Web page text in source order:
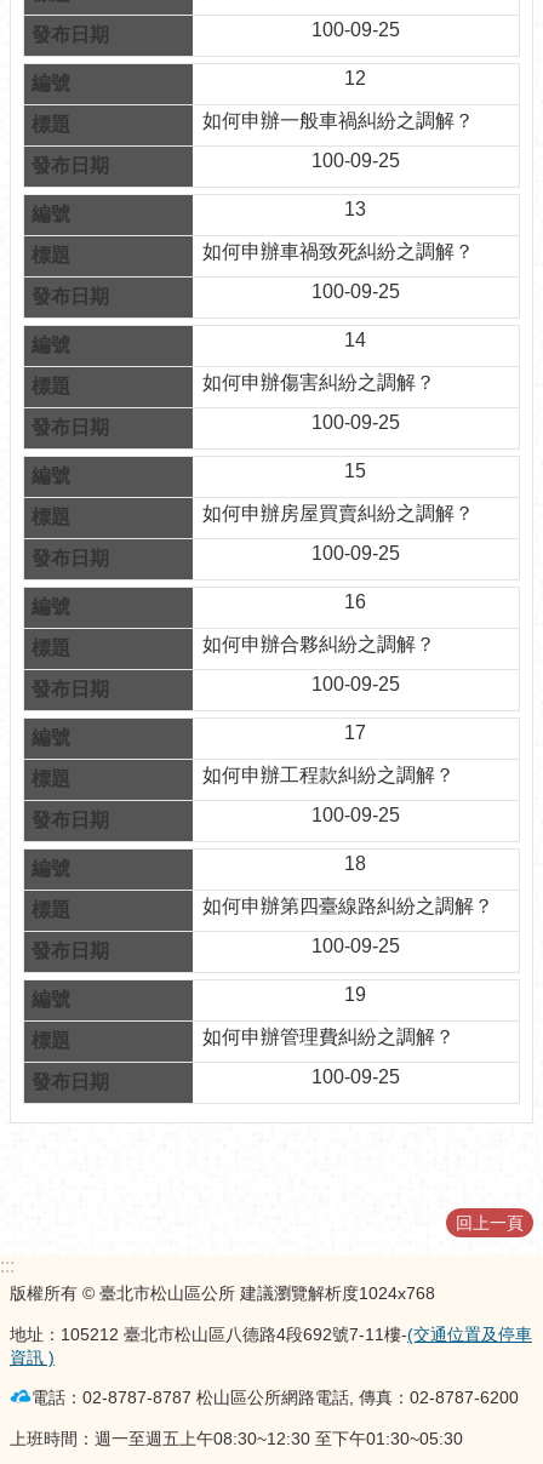
案
件-
台
北
服
務
通
無
障
礙
專
區
統
計
資
料
專
區
開
放
資
料
專
區
個
人
資
料
保
護
專
區
性
別
平
等
專
區
業
電
子
公
欄
100-09-25
12
如何申辦一般車禍糾紛之調解？
100-09-25
13
如何申辦車禍致死糾紛之調解？
100-09-25
14
如何申辦傷害糾紛之調解？
100-09-25
15
如何申辦房屋買賣糾紛之調解？
100-09-25
16
如何申辦合夥糾紛之調解？
100-09-25
17
如何申辦工程款糾紛之調解？
100-09-25
18
如何申辦第四臺線路糾紛之調解？
100-09-25
19
如何申辦管理費糾紛之調解？
100-09-25
回上一頁
:::
版權所有 © 臺北市松山區公所 建議瀏覽解析度1024x768
地址：105212 臺北市松山區八德路4段692號7-11樓-(交通位置及停車
資訊 )
電話：02-8787-8787 松山區公所網路電話, 傳真：02-8787-6200
上班時間：週一至週五上午08:30~12:30 至下午01:30~05:30